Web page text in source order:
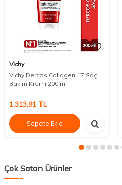
Vichy
Vichy Dercos Collagen 17 Saç
Bakım Kremi 200 ml
1.313,91 TL
Sepete Ekle
Çok Satan Ürünler